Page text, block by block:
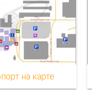
на карте